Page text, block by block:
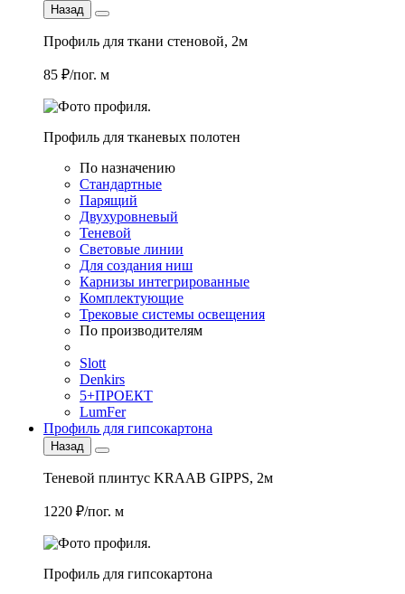
Назад
Профиль для ткани стеновой, 2м
85 ₽/пог. м
Профиль для тканевых полотен
По назначению
Стандартные
Парящий
Двухуровневый
Теневой
Световые линии
Для создания ниш
Карнизы интегрированные
Комплектующие
Трековые системы освещения
По производителям
Slott
Denkirs
5+ПРОЕКТ
LumFer
Профиль для гипсокартона
Назад
Теневой плинтус KRAAB GIPPS, 2м
1220 ₽/пог. м
Профиль для гипсокартона